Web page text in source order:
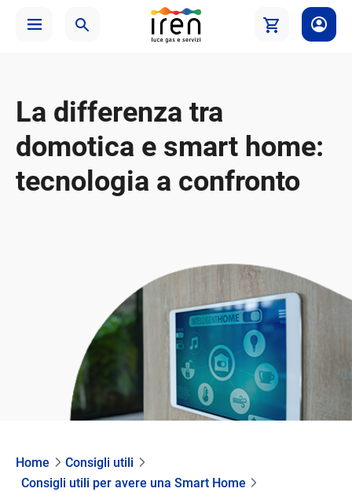
La differenza tra
domotica e smart home:
tecnologia a confronto
Home
Consigli utili
Consigli utili per avere una Smart Home